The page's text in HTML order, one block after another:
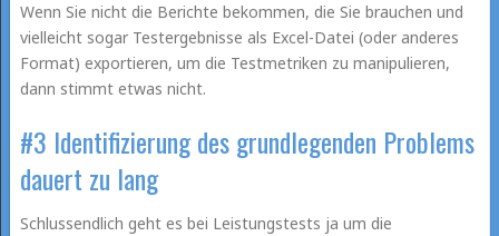
Wenn Sie nicht die Berichte bekommen, die Sie brauchen und
vielleicht sogar Testergebnisse als Excel-Datei (oder anderes
Format) exportieren, um die Testmetriken zu manipulieren,
dann stimmt etwas nicht.
#3 Identifizierung des grundlegenden Problems
dauert zu lang
Schlussendlich geht es bei Leistungstests ja um die